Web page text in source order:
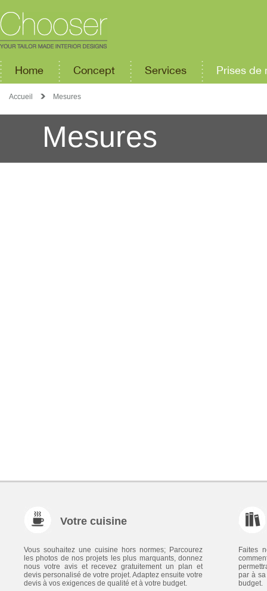
Home Concept Services Prises de
Accueil Mesures
Mesures
Votre cuisine
Vous souhaitez une cuisine hors normes; Parcourez
les photos de nos projets les plus marquants, donnez
nous votre avis et recevez gratuitement un plan et
devis personalisé de votre projet. Adaptez ensuite votre
devis à vos exigences de qualité et à votre budget.
Faites
par à
budget.